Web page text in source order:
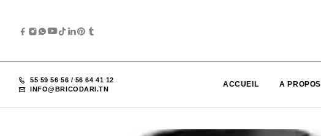
55 59 56 56 / 56 64 41 12
INFO@BRICODARI.TN
ACCUEIL A PROPOS